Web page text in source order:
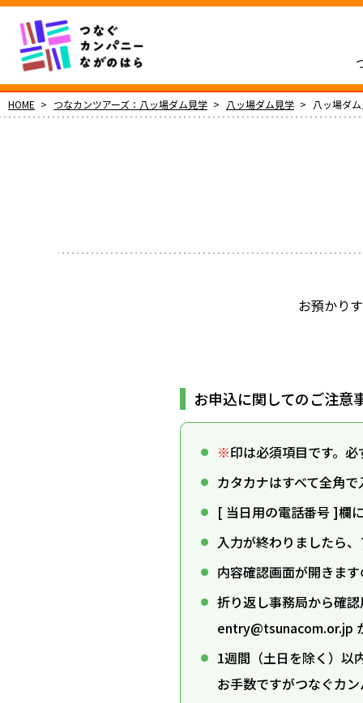
HOME つなカンツアーズ：八ッ場ダム見学 八ッ場ダム見学 八ッ場ダ
お預かり
お申込に関してのご注意
※印は必須項目です。
カタカナはすべて全角
[ 当日用の電話番号 ]欄
入力が終わりましたら
内容確認画面が開きま
折り返し事務局から確
entry@tsunacom.or.jp
1週間（土日を除く）以
お手数ですがつなぐカ